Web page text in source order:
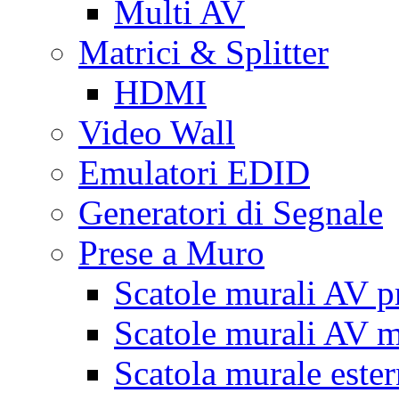
Multi AV
Matrici & Splitter
HDMI
Video Wall
Emulatori EDID
Generatori di Segnale
Prese a Muro
Scatole murali AV
Scatole murali AV
Scatola murale